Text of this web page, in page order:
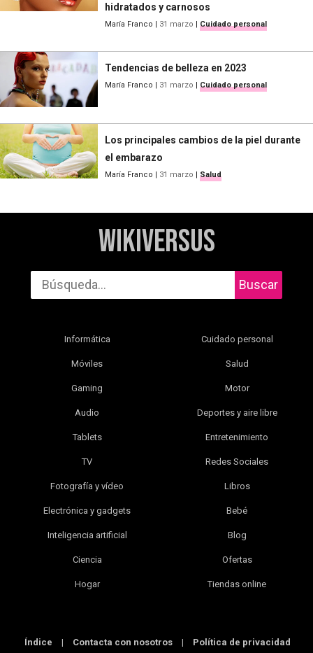
hidratados y carnosos
María Franco | 31 marzo | Cuidado personal
Tendencias de belleza en 2023
María Franco | 31 marzo | Cuidado personal
Los principales cambios de la piel durante
el embarazo
María Franco | 31 marzo | Salud
WikiVersus
Buscar
Informática
Móviles
Gaming
Audio
Tablets
TV
Fotografía y vídeo
Electrónica y gadgets
Inteligencia artificial
Ciencia
Hogar
Cuidado personal
Salud
Motor
Deportes y aire libre
Entretenimiento
Redes Sociales
Libros
Bebé
Blog
Ofertas
Tiendas online
Índice | Contacta con nosotros | Política de privacidad